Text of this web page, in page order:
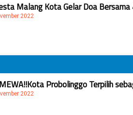
Malang Kota Gelar Doa Bersama
2022
Probolinggo Terpilih
2022